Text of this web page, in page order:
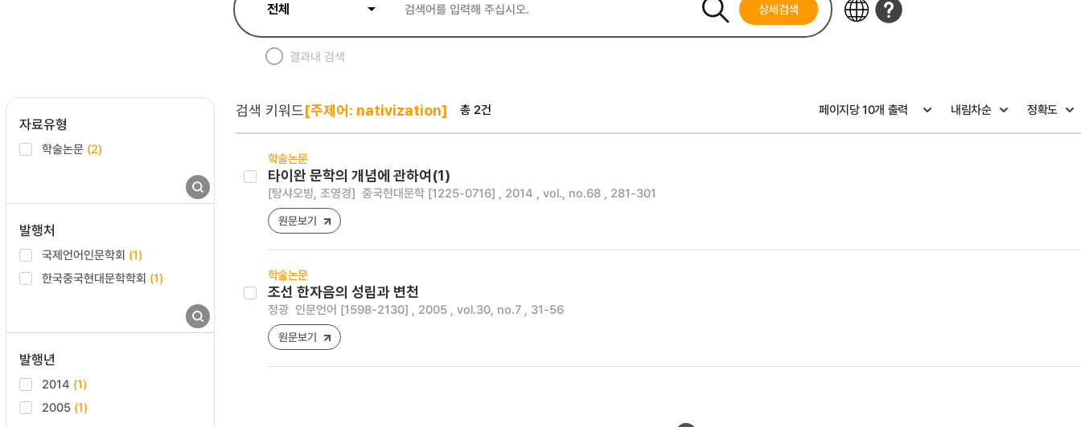
상세검색
결과내 검색
자료유형
학술논문 (2)
발행처
국제언어인문학회 (1)
한국중국현대문학학회 (1)
발행년
2014 (1)
2005 (1)
검색 키워드[주제어: nativization] 총 2건
학술논문
타이완 문학의 개념에 관하여(1)
[탕샤오빙, 조영경] 중국현대문학 [1225-0716] , 2014 , vol., no.68 , 281-301
원문보기
학술논문
조선 한자음의 성립과 변천
정광 인문언어 [1598-2130] , 2005 , vol.30, no.7 , 31-56
원문보기